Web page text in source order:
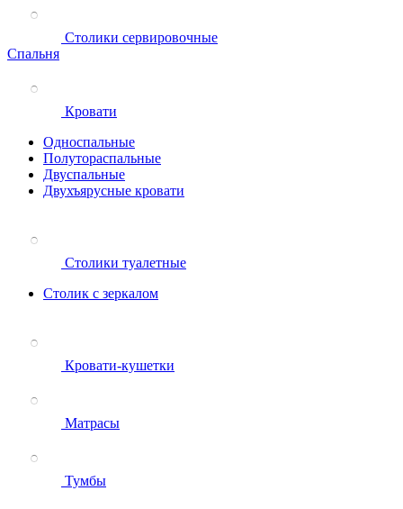
Столики сервировочные
Спальня
Кровати
Односпальные
Полутораспальные
Двуспальные
Двухъярусные кровати
Столики туалетные
Столик с зеркалом
Кровати-кушетки
Матрасы
Тумбы